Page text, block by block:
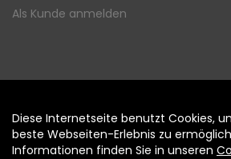
Als Kunde anmelden
Diese Internetseite benutzt Cookies,
beste Webseiten-Erlebnis zu
Informationen finden Sie in unseren